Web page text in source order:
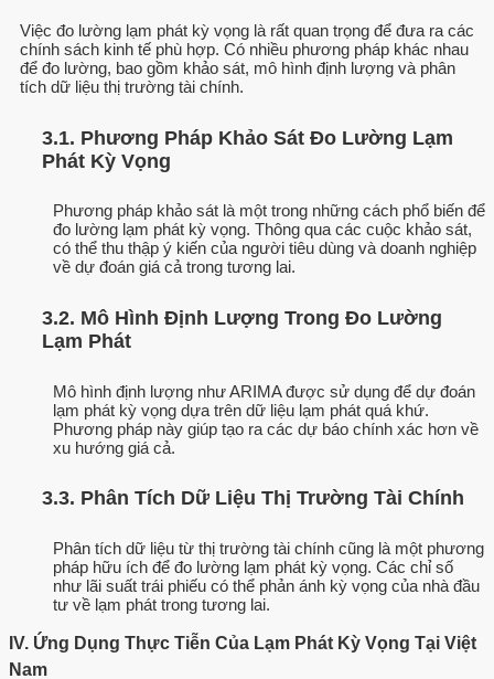
Việc đo lường lạm phát kỳ vọng là rất quan trọng để đưa ra các
chính sách kinh tế phù hợp. Có nhiều phương pháp khác nhau
để đo lường, bao gồm khảo sát, mô hình định lượng và phân
tích dữ liệu thị trường tài chính.
3.1. Phương Pháp Khảo Sát Đo Lường Lạm
Phát Kỳ Vọng
Phương pháp khảo sát là một trong những cách phổ biến để
đo lường lạm phát kỳ vọng. Thông qua các cuộc khảo sát,
có thể thu thập ý kiến của người tiêu dùng và doanh nghiệp
về dự đoán giá cả trong tương lai.
3.2. Mô Hình Định Lượng Trong Đo Lường
Lạm Phát
Mô hình định lượng như ARIMA được sử dụng để dự đoán
lạm phát kỳ vọng dựa trên dữ liệu lạm phát quá khứ.
Phương pháp này giúp tạo ra các dự báo chính xác hơn về
xu hướng giá cả.
3.3. Phân Tích Dữ Liệu Thị Trường Tài Chính
Phân tích dữ liệu từ thị trường tài chính cũng là một phương
pháp hữu ích để đo lường lạm phát kỳ vọng. Các chỉ số
như lãi suất trái phiếu có thể phản ánh kỳ vọng của nhà đầu
tư về lạm phát trong tương lai.
IV. Ứng Dụng Thực Tiễn Của Lạm Phát Kỳ Vọng Tại Việt
Nam